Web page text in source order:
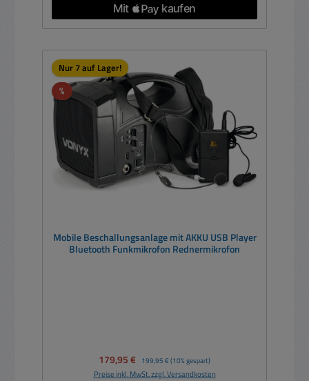
Nur 7 auf Lager!
%Rabatt
Mobile Beschallungsanlage mit AKKU USB Player
Bluetooth Funkmikrofon Rednermikrofon
Verkaufspreis:
179,95 € Regulärer Preis:
199,95 € (10% gespart)
Preise inkl. MwSt. zzgl. Versandkosten